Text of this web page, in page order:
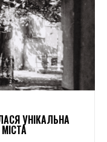
УНІКАЛЬНА